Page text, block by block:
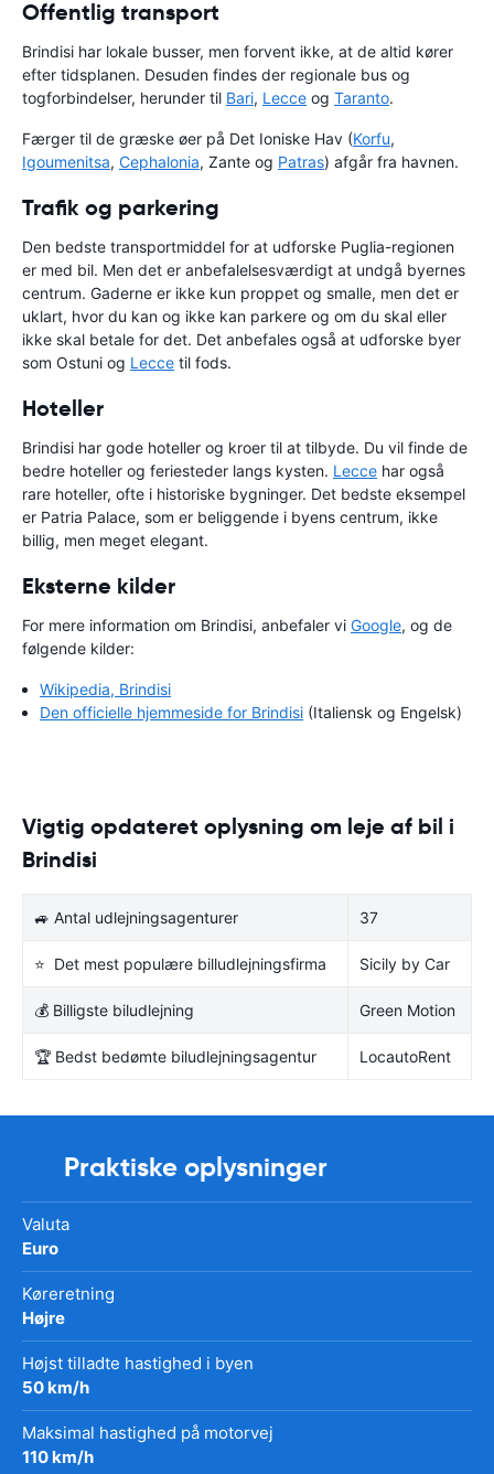
Offentlig transport
Brindisi har lokale busser, men forvent ikke, at de altid kører
efter tidsplanen. Desuden findes der regionale bus og
togforbindelser, herunder til Bari, Lecce og Taranto.
Færger til de græske øer på Det Ioniske Hav (Korfu,
Igoumenitsa, Cephalonia, Zante og Patras) afgår fra havnen.
Trafik og parkering
Den bedste transportmiddel for at udforske Puglia-regionen
er med bil. Men det er anbefalelsesværdigt at undgå byernes
centrum. Gaderne er ikke kun proppet og smalle, men det er
uklart, hvor du kan og ikke kan parkere og om du skal eller
ikke skal betale for det. Det anbefales også at udforske byer
som Ostuni og Lecce til fods.
Hoteller
Brindisi har gode hoteller og kroer til at tilbyde. Du vil finde de
bedre hoteller og feriesteder langs kysten. Lecce har også
rare hoteller, ofte i historiske bygninger. Det bedste eksempel
er Patria Palace, som er beliggende i byens centrum, ikke
billig, men meget elegant.
Eksterne kilder
For mere information om Brindisi, anbefaler vi Google, og de
følgende kilder:
Wikipedia, Brindisi
Den officielle hjemmeside for Brindisi (Italiensk og Engelsk)
Vigtig opdateret oplysning om leje af bil i
Brindisi
🚙 Antal udlejningsagenturer 37
⭐ Det mest populære billudlejningsfirma Sicily by Car
💰 Billigste biludlejning Green Motion
🏆 Bedst bedømte biludlejningsagentur LocautoRent
Praktiske oplysninger
Valuta
Euro
Køreretning
Højre
Højst tilladte hastighed i byen
50 km/h
Maksimal hastighed på motorvej
110 km/h